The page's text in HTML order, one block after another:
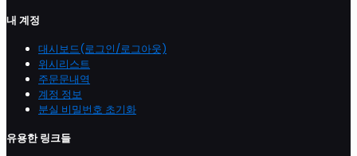
내 계정
대시보드(로그인/로그아웃)
위시리스트
주문문내역
계정 정보
분실 비밀번호 초기화
유용한 링크들